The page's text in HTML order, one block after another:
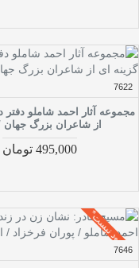
7622
مجموعه آثار احمد شاملو دفتر
از شاعران بزرگ جهان
495,000 تومان
موجود نیست*
7646